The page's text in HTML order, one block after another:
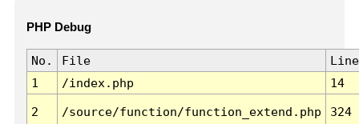
PHP Debug
No. File
Line
1
/index.php 14
2 /source/function/function_extend.php 324